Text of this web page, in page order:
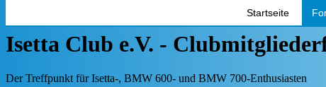
Startseite
Isetta Club e.V. -
Der Treffpunkt für Isetta-, BMW 600- und BMW 700-Enthusiasten